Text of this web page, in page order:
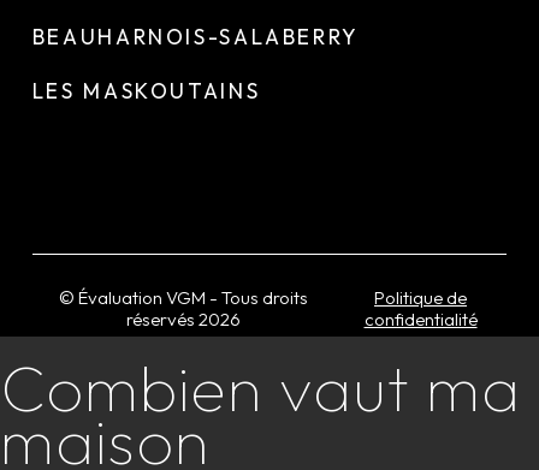
BEAUHARNOIS-SALABERRY
LES MASKOUTAINS
© Évaluation VGM - Tous droits
réservés 2026
Politique de
confidentialité
Combien vaut ma
maison